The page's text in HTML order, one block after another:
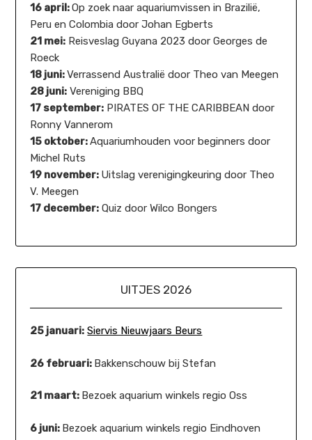
16 april:Op zoek naar aquariumvissen in Brazilië,
Peru en Colombia door Johan Egberts
21 mei: Reisveslag Guyana 2023 door Georges de
Roeck
18 juni:Verrassend Australië door Theo van Meegen
28 juni: Vereniging BBQ
17 september: PIRATES OF THE CARIBBEAN door
Ronny Vannerom
15 oktober:Aquariumhouden voor beginners door
Michel Ruts
19 november: Uitslag verenigingkeuring door Theo
V. Meegen
17 december: Quiz door Wilco Bongers
UITJES 2026
25 januari: Siervis Nieuwjaars Beurs
26 februari: Bakkenschouw bij Stefan
21 maart: Bezoek aquarium winkels regio Oss
6 juni: Bezoek aquarium winkels regio Eindhoven